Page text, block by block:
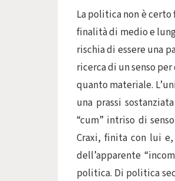
La politica non è
finalità di medio e
rischia di essere una
ricerca di un senso
quanto materiale.
una prassi
“cum” intriso di
Craxi, finita con lui
dell’apparente
politica. Di politica